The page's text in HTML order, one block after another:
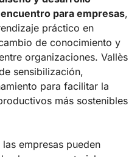
para empresas,
práctico en
de conocimiento y
organizaciones. Vallès
sensibilización,
para facilitar la
más sostenibles
empresas pueden